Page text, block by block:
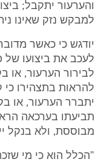
והערעור יתקבל;
למבקש נזק שאינו
יודגש כי כאשר
לעכב את ביצועו של
לבירור הערעור,
להראות בתצהירו כי
יתברר הערעור, או
תביעתו בערכאה
מבוססת, ולא בנקל
"הכלל הוא כי מי